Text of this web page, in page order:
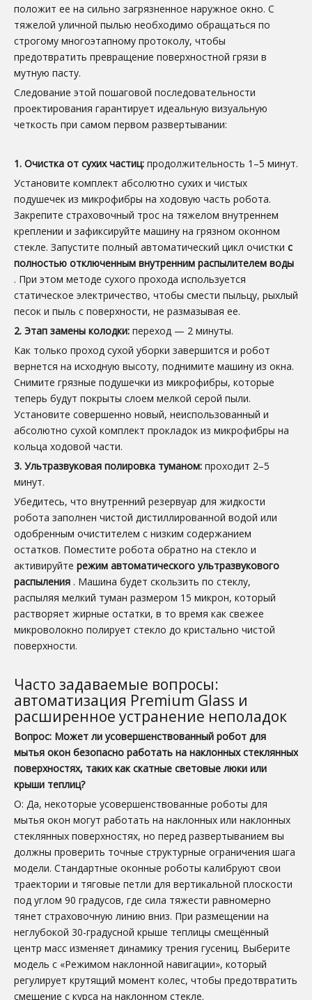
положит ее на сильно загрязненное наружное окно. С
тяжелой уличной пылью необходимо обращаться по
строгому многоэтапному протоколу, чтобы
предотвратить превращение поверхностной грязи в
мутную пасту.
Следование этой пошаговой последовательности
проектирования гарантирует идеальную визуальную
четкость при самом первом развертывании:
1. Очистка от сухих частиц: продолжительность 1–5 минут.
Установите комплект абсолютно сухих и чистых
подушечек из микрофибры на ходовую часть робота.
Закрепите страховочный трос на тяжелом внутреннем
креплении и зафиксируйте машину на грязном оконном
стекле. Запустите полный автоматический цикл очистки с
полностью отключенным внутренним распылителем воды
. При этом методе сухого прохода используется
статическое электричество, чтобы смести пыльцу, рыхлый
песок и пыль с поверхности, не размазывая ее.
2. Этап замены колодки: переход — 2 минуты.
Как только проход сухой уборки завершится и робот
вернется на исходную высоту, поднимите машину из окна.
Снимите грязные подушечки из микрофибры, которые
теперь будут покрыты слоем мелкой серой пыли.
Установите совершенно новый, неиспользованный и
абсолютно сухой комплект прокладок из микрофибры на
кольца ходовой части.
3. Ультразвуковая полировка туманом: проходит 2–5
минут.
Убедитесь, что внутренний резервуар для жидкости
робота заполнен чистой дистиллированной водой или
одобренным очистителем с низким содержанием
остатков. Поместите робота обратно на стекло и
активируйте режим автоматического ультразвукового
распыления . Машина будет скользить по стеклу,
распыляя мелкий туман размером 15 микрон, который
растворяет жирные остатки, в то время как свежее
микроволокно полирует стекло до кристально чистой
поверхности.
Часто задаваемые вопросы:
автоматизация Premium Glass и
расширенное устранение неполадок
Вопрос: Может ли усовершенствованный робот для
мытья окон безопасно работать на наклонных стеклянных
поверхностях, таких как скатные световые люки или
крыши теплиц?
О: Да, некоторые усовершенствованные роботы для
мытья окон могут работать на наклонных или наклонных
стеклянных поверхностях, но перед развертыванием вы
должны проверить точные структурные ограничения шага
модели. Стандартные оконные роботы калибруют свои
траектории и тяговые петли для вертикальной плоскости
под углом 90 градусов, где сила тяжести равномерно
тянет страховочную линию вниз. При размещении на
неглубокой 30-градусной крыше теплицы смещённый
центр масс изменяет динамику трения гусениц. Выберите
модель с «Режимом наклонной навигации», который
регулирует крутящий момент колес, чтобы предотвратить
смещение с курса на наклонном стекле.